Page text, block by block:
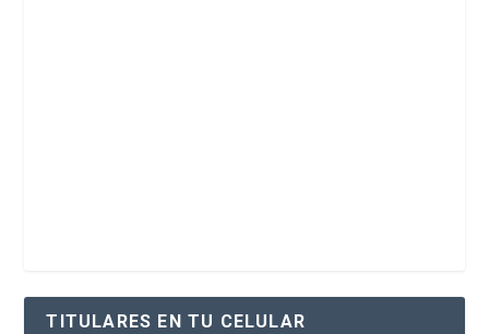
TITULARES EN TU CELULAR